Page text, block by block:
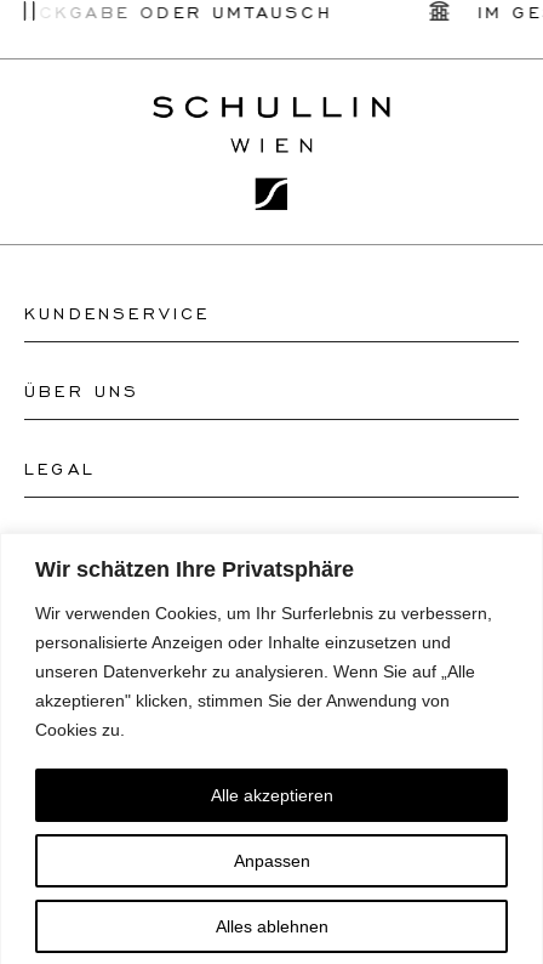
Wir schätzen Ihre Privatsphäre
Wir verwenden Cookies, um Ihr Surferlebnis zu verbessern,
personalisierte Anzeigen oder Inhalte einzusetzen und
unseren Datenverkehr zu analysieren. Wenn Sie auf „Alle
akzeptieren" klicken, stimmen Sie der Anwendung von
Cookies zu.
Anpassen
Alles ablehnen
Alle akzeptieren
ODER UMTAUSCH IM
KUNDENSERVICE
Kontakt Uhrengeschäft
ÜBER UNS
Über uns
Magazin
Presse
LEGAL
Datenschutzrichtlinie
Impressum
Barrierefreiheitserklärung
Einwilligungspräferenzen
Instagram
Facebook
SPRACHE
Deutsch
English
NEWSLETTER
ABONNIEREN